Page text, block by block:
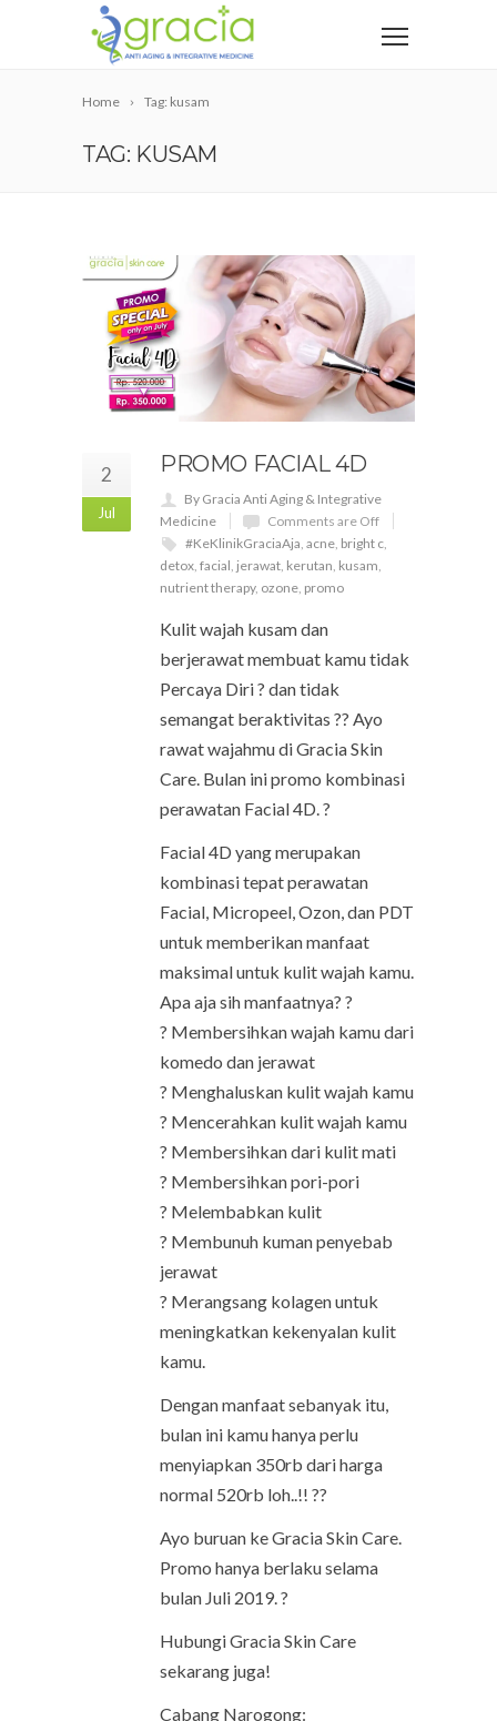
Home Tag: kusam
TAG: KUSAM
2
Jul
PROMO FACIAL 4D
By Gracia Anti Aging & Integrative
Medicine
Comments are Off
#KeKlinikGraciaAja, acne, bright c,
detox, facial, jerawat, kerutan, kusam,
nutrient therapy, ozone, promo
Kulit wajah kusam dan
berjerawat membuat kamu tidak
Percaya Diri ? dan tidak
semangat beraktivitas ?? Ayo
rawat wajahmu di Gracia Skin
Care. Bulan ini promo kombinasi
perawatan Facial 4D. ?
Facial 4D yang merupakan
kombinasi tepat perawatan
Facial, Micropeel, Ozon, dan PDT
untuk memberikan manfaat
maksimal untuk kulit wajah kamu.
Apa aja sih manfaatnya? ?
? Membersihkan wajah kamu dari
komedo dan jerawat
? Menghaluskan kulit wajah kamu
? Mencerahkan kulit wajah kamu
? Membersihkan dari kulit mati
? Membersihkan pori-pori
? Melembabkan kulit
? Membunuh kuman penyebab
jerawat
? Merangsang kolagen untuk
meningkatkan kekenyalan kulit
kamu.
Dengan manfaat sebanyak itu,
bulan ini kamu hanya perlu
menyiapkan 350rb dari harga
normal 520rb loh..!! ??
Ayo buruan ke Gracia Skin Care.
Promo hanya berlaku selama
bulan Juli 2019. ?
Hubungi Gracia Skin Care
sekarang juga!
Cabang Narogong: